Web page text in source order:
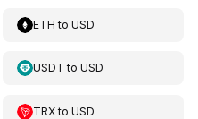
ETH toUSD
USDT toUSD
TRXtoUSD